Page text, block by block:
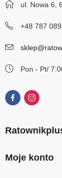
ul. Nowa 6,
+48 787
Pon - Pt/
Moje konto